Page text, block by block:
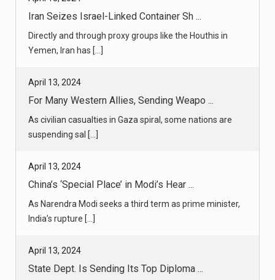
April 13, 2024
For Many Western Allies, Sending Weapo ...
As civilian casualties in Gaza spiral, some nations are
April 13, 2024
China’s ‘Special Place’ in Modi’s Hear ...
As Narendra Modi seeks a third term as prime minister,
April 13, 2024
State Dept. Is Sending Its Top Diploma ...
The announcement comes days after President Biden
April 13, 2024